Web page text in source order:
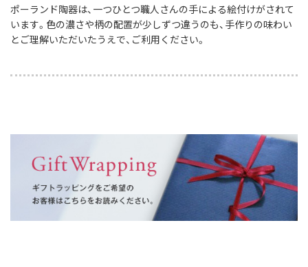
ポーランド陶器は、一つひとつ職人さんの手による絵付けがされて
います。色の濃さや柄の配置が少しずつ違うのも、手作りの味わい
とご理解いただいたうえで、ご利用ください。